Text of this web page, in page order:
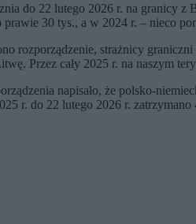
do 22 lutego 2026 r. na granicy z
prawie 30 tys., a w 2024 r. – nieco
rozporządzenie, strażnicy
Przez cały 2025 r. na naszym
napisało, że polsko-
r. do 22 lutego 2026 r.